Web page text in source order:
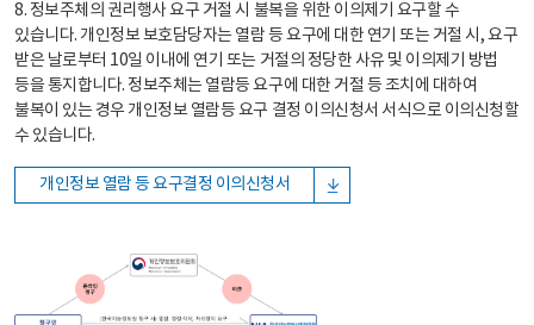
8. 정보주체의 권리행사 요구 거절 시 불복을 위한 이의제기 요구할 수
있습니다. 개인정보 보호담당자는 열람 등 요구에 대한 연기 또는 거절 시, 요구
받은 날로부터 10일 이내에 연기 또는 거절의 정당한 사유 및 이의제기 방법
등을 통지합니다. 정보주체는 열람등 요구에 대한 거절 등 조치에 대하여
불복이 있는 경우 개인정보 열람등 요구 결정 이의신청서 서식으로 이의신청할
수 있습니다.
개인정보 열람 등 요구결정 이의신청서